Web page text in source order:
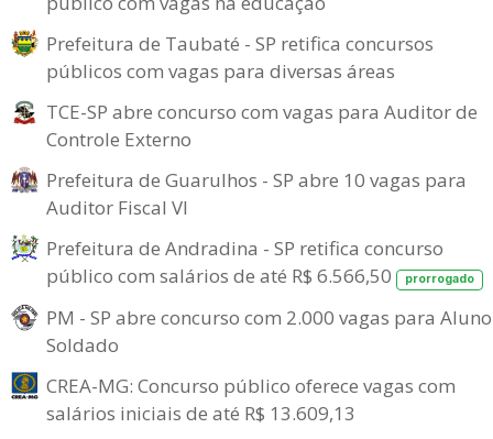
Prefeitura de Taubaté - SP retifica concursos
públicos com vagas para diversas áreas
TCE-SP abre concurso com vagas para Auditor de
Controle Externo
Prefeitura de Guarulhos - SP abre 10 vagas para
Auditor Fiscal VI
Prefeitura de Andradina - SP retifica concurso
público com salários de até R$ 6.566,50
prorrogado
PM - SP abre concurso com 2.000 vagas para
Soldado
CREA-MG: Concurso público oferece vagas com
salários iniciais de até R$ 13.609,13